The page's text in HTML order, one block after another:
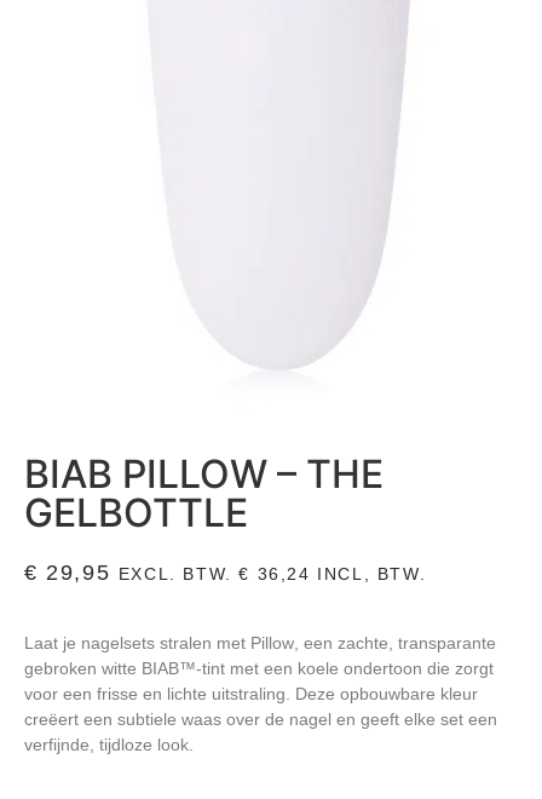
BIAB PILLOW – THE
GELBOTTLE
€ 29,95 EXCL. BTW.€ 36,24 INCL, BTW.
Laat je nagelsets stralen met Pillow , een zachte, transparante
gebroken witte BIAB™-tint met een koele ondertoon die zorgt
voor een frisse en lichte uitstraling. Deze opbouwbare kleur
creëert een subtiele waas over de nagel en geeft elke set een
verfijnde, tijdloze look.